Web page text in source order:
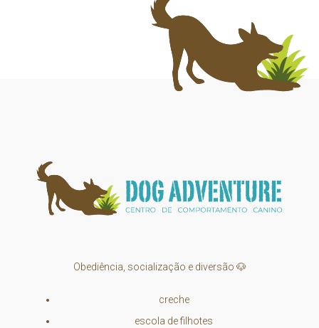
Obediência, socialização e diversão 🐶
creche
escola de filhotes